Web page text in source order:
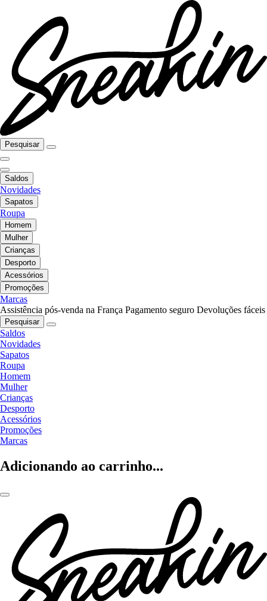
Pesquisar
Saldos
Novidades
Sapatos
Roupa
Homem
Mulher
Crianças
Desporto
Acessórios
Promoções
Marcas
Assistência pós-venda na França Pagamento seguro Devoluções fáceis
Pesquisar
Saldos
Novidades
Sapatos
Roupa
Homem
Mulher
Crianças
Desporto
Acessórios
Promoções
Marcas
Adicionando ao carrinho...